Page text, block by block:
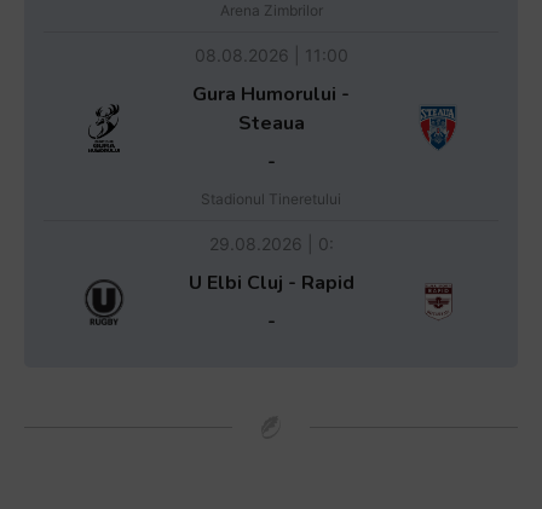
Arena Zimbrilor
08.08.2026 | 11:00
Gura Humorului -
Steaua
-
Stadionul Tineretului
29.08.2026 | 0:
U Elbi Cluj - Rapid
-